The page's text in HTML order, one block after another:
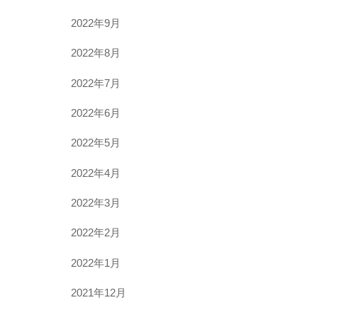
2022年9月
2022年8月
2022年7月
2022年6月
2022年5月
2022年4月
2022年3月
2022年2月
2022年1月
2021年12月